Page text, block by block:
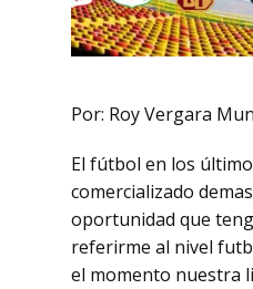
Por: Roy Vergara
El fútbol en los
comercializado
oportunidad que
referirme al nivel
el momento nuestra